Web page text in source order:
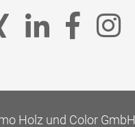
Holz und Color GmbH